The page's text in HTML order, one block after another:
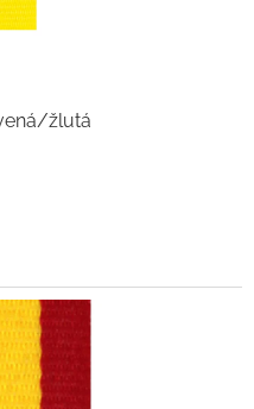
žlutá